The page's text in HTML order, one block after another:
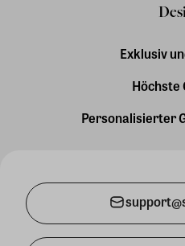
Exklusiv
Höchste
Personalisierter